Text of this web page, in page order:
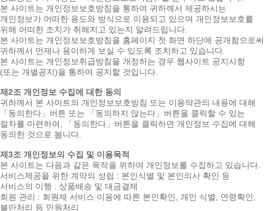
본 사이트는 개인정보보호방침을 통하여 귀하께서 제공하시는
개인정보가 어떠한 용도와 방식으로 이용되고 있으며 개인정보보호를
위해 어떠한 조치가 취해지고 있는지 알려드립니다.
본 사이트는 개인정보보호방침을 홈페이지 첫 화면 하단에 공개함으로써
귀하께서 언제나 용이하게 보실 수 있도록 조치하고 있습니다.
본 사이트는 개인정보취급방침을 개정하는 경우 웹사이트 공지사항
(또는 개별공지)을 통하여 공지할 것입니다.
제2조 개인정보 수집에 대한 동의
귀하께서 본 사이트의 개인정보보호방침 또는 이용약관의 내용에 대해
「동의한다」버튼 또는 「동의하지 않는다」버튼을 클릭할 수 있는
절차를 마련하여, 「동의한다」버튼을 클릭하면 개인정보 수집에 대해
동의한 것으로 봅니다.
제3조 개인정보의 수집 및 이용목적
본 사이트는 다음과 같은 목적을 위하여 개인정보를 수집하고 있습니다.
서비스제공을 위한 계약의 성립 : 본인식별 및 본인의사 확인 등
서비스의 이행 : 상품배송 및 대금결제
회원 관리 : 회원제 서비스 이용에 따른 본인확인, 개인 식별, 연령확인,
불만처리 등 민원처리